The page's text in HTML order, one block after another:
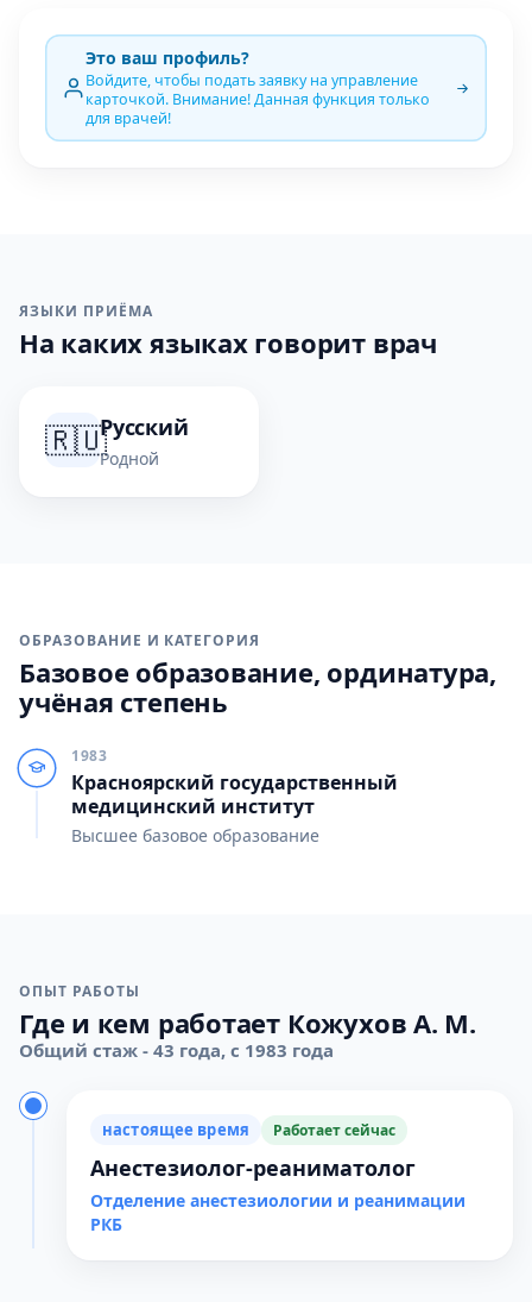
Это ваш профиль?
Войдите, чтобы подать заявку на управление
карточкой. Внимание! Данная функция только
для врачей!
ЯЗЫКИ ПРИЁМА
На каких языках говорит врач
🇷🇺Русский
Родной
ОБРАЗОВАНИЕ И КАТЕГОРИЯ
Базовое образование, ординатура,
учёная степень
1983
Красноярский государственный
медицинский институт
Высшее базовое образование
ОПЫТ РАБОТЫ
Где и кем работает Кожухов А. М.
Общий стаж - 43 года, с 1983 года
настоящее время Работает сейчас
Анестезиолог-реаниматолог
Отделение анестезиологии и реанимации
РКБ